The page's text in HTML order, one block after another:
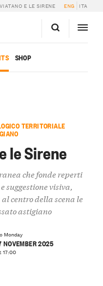
E LE SIRENE ENG ITA
SHOP
TERRITORIALE
le Sirene
che fonde reperti
suggestione visiva,
centro della scena le
astigiano
Monday
NOVEMBER 2025
17:00